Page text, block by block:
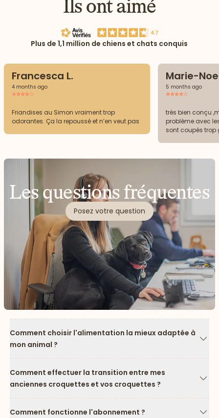
Ils ont aimé
Plus de 1,1 million de chiens et chats conquis
Francesca L.
4 months ago
Friandises au Simon vraiment trop
odorantes. Ça la repoussé et n’en veut pas
Marie-
5 months ago
très bien conçu
problème avec
sont coupés
Les questions fréquentes
Posez votre question
Comment choisir l'alimentation la mieux adaptée à
mon animal ?
Comment effectuer la transition entre mes
anciennes croquettes et vos croquettes ?
Comment fonctionne l'abonnement ?